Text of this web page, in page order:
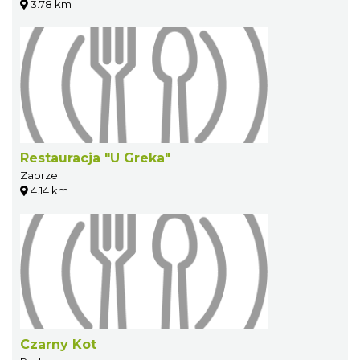
3.78 km
Restauracja "U Greka"
Zabrze
4.14 km
Czarny Kot